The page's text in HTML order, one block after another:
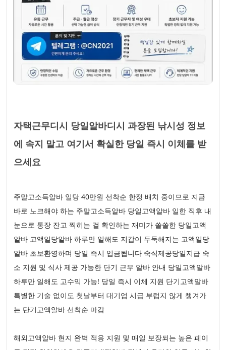
자택근무디시 당일알바디시 과장된 낚시성 정보
에 속지 말고 여기서 확실한 당일 즉시 이체를 받
으세요
주말고소득알바 일당 40만원 선착순 한정 배치 중이므로 지금
바로 노크해야 하는 주말고소득알바 당일고액알바 일한 직후 내
눈으로 통장 잔고 찍히는 걸 확인하는 재미가 쏠쏠한 당일고액
알바 고액일당알바 하루만 일해도 지갑이 두둑해지는 고액일당
알바 초보환영하며 당일 즉시 입금됩니다 숙식제공당일지급 숙
소 지원 및 식사 제공 가능한 단기 근무 알바 안내 당일고액알바
하루만 일해도 고수익 가능! 당일 즉시 이체 지원 단기고액알바
특별한 기술 없이도 첫날부터 대기업 시급 부럽지 않게 챙겨가
는 단기고액알바 선착순 마감
해외고액알바 현지 완벽 적응 지원 및 매일 보장되는 높은 페이